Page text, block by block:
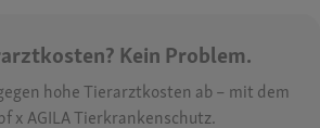
Kein Problem.
hohe Tierarztkosten ab – mit dem
x AGILA Tierkrankenschutz.